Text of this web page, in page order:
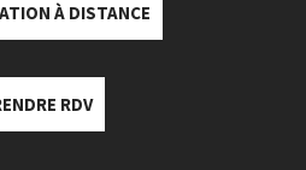
À DISTANCE
RDV